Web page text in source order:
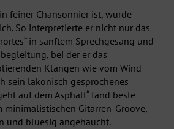
feiner Chansonnier ist, wurde
So interpretierte er nicht nur das
in sanftem Sprechgesang und
bei der er das
Klängen wie vom Wind
sein lakonisch gesprochenes
auf dem Asphalt“ fand beste
minimalistischen Gitarren-Groove,
und bluesig angehaucht.